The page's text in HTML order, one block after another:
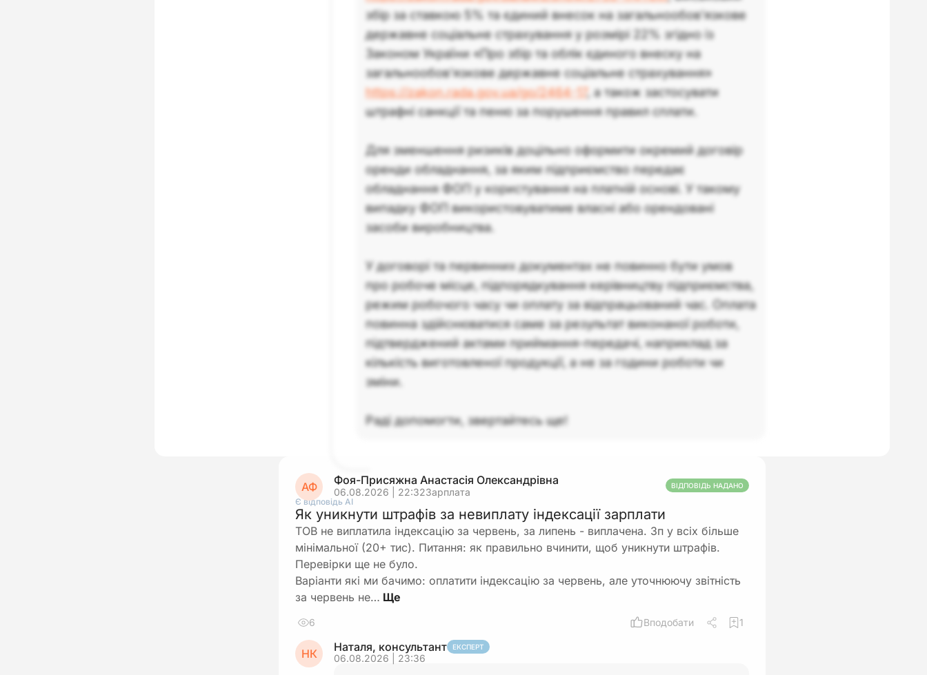
збір за ставкою 5% та єдиний внесок на загальнообов’язкове
державне соціальне страхування у розмірі 22% згідно із
Законом України «Про збір та облік єдиного внеску на
загальнообов’язкове державне соціальне страхування»
https://zakon.rada.gov.ua/go/2464-17
, а також застосувати
штрафні санкції та пеню за порушення правил сплати.
Для зменшення ризиків доцільно оформити окремий договір
оренди обладнання, за яким підприємство передає
обладнання ФОП у користування на платній основі. У такому
випадку ФОП використовуватиме власні або орендовані
засоби виробництва.
У договорі та первинних документах не повинно бути умов
про робоче місце, підпорядкування керівництву підприємства,
режим робочого часу чи оплату за відпрацьований час. Оплата
повинна здійснюватися саме за результат виконаної роботи,
підтверджений актами приймання-передачі, наприклад за
кількість виготовленої продукції, а не за години роботи чи
зміни.
Раді допомогти, звертайтесь ще!
АФ Фоя-Присяжна Анастасія Олександрівна
06.08.2026 | 22:32Зарплата
ВІДПОВІДЬ НАДАНО
Є відповідь АІ
Як уникнути штрафів за невиплату індексації зарплати
ТОВ не виплатила індексацію за червень, за липень - виплачена. Зп у всіх більше
мінімальної (20+ тис). Питання: як правильно вчинити, щоб уникнути штрафів.
Перевірки ще не було.
Варіанти які ми бачимо: оплатити індексацію за червень, але уточнюючу звітність
за червень не…
6 Вподобати 1
НК Наталя, консультант ЕКСПЕРТ
06.08.2026 | 23:36